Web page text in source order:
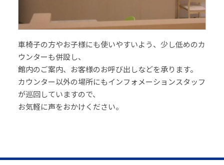
車椅子の方やお子様にも使いやすいよう、少し低めのカ
ウンターも併設し、
館内のご案内、お客様のお呼び出しなどを承ります。
カウンター以外の場所にもインフォメーションスタッフ
が巡回していますので、
お気軽に声をおかけください。